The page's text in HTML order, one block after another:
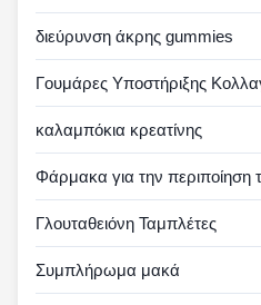
διεύρυνση άκρης gummies
Γουμάρες Υποστήριξης
καλαμπόκια κρεατίνης
Φάρμακα για την περιποίηση
Γλουταθειόνη Ταμπλέτες
Συμπλήρωμα μακά